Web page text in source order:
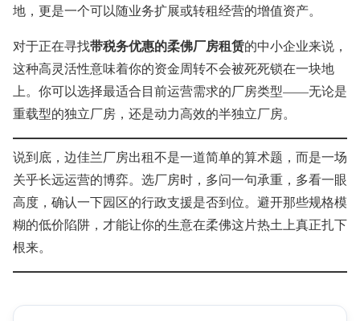
地，更是一个可以随业务扩展或转租经营的增值资产。
对于正在寻找带税务优惠的柔佛厂房租赁的中小企业来说，
这种高灵活性意味着你的资金周转不会被死死锁在一块地
上。你可以选择最适合目前运营需求的厂房类型——无论是
重载型的独立厂房，还是动力高效的半独立厂房。
说到底，边佳兰厂房出租不是一道简单的算术题，而是一场
关乎长远运营的博弈。选厂房时，多问一句承重，多看一眼
高度，确认一下园区的行政支援是否到位。避开那些规格模
糊的低价陷阱，才能让你的生意在柔佛这片热土上真正扎下
根来。